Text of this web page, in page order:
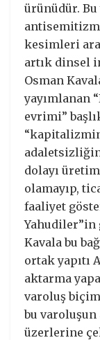
ürünüdür.
kesimleri
artık dinsel
Osman
yayımlanan
evrimi”
dolayı
olamayıp,
faaliyet
Yahudiler”in
Kavala bu
ortak yapıtı
aktarma
varoluş
bu varoluşun
üzerlerine